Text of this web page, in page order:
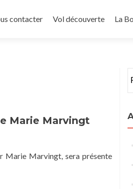
contacter Vol découverte La
Marie Marvingt
Marie Marvingt, sera présente